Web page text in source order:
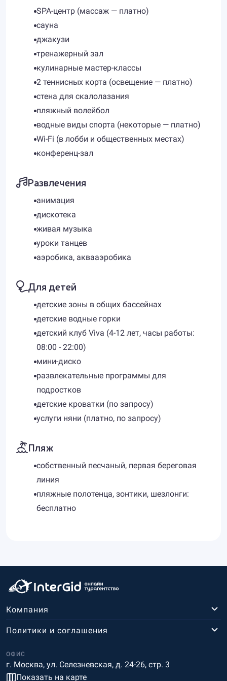
SPA-центр (массаж — платно)
сауна
джакузи
тренажерный зал
кулинарные мастер-классы
2 теннисных корта (освещение — платно)
стена для скалолазания
пляжный волейбол
водные виды спорта (некоторые — платно)
Wi-Fi (в лобби и общественных местах)
конференц-зал
Развлечения
анимация
дискотека
живая музыка
уроки танцев
аэробика, аквааэробика
Для детей
детские зоны в общих бассейнах
детские водные горки
детский клуб Viva (4-12 лет, часы работы:
08:00 - 22:00)
мини-диско
развлекательные программы для
подростков
детские кроватки (по запросу)
услуги няни (платно, по запросу)
Пляж
cобственный песчаный, первая береговая
линия
пляжные полотенца, зонтики, шезлонги:
бесплатно
Компания
ОФИС
г. Москва, ул. Селезневская, д. 24-26, стр. 3
Показать на карте
Политики и соглашения